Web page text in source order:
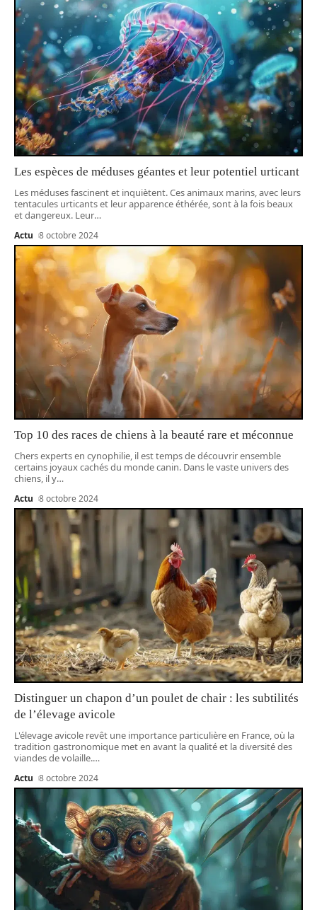
Les espèces de méduses géantes et leur potentiel urticant
Les méduses fascinent et inquiètent. Ces animaux marins, avec leurs
tentacules urticants et leur apparence éthérée, sont à la fois beaux
et dangereux. Leur…
Actu 8 octobre 2024
Top 10 des races de chiens à la beauté rare et méconnue
Chers experts en cynophilie, il est temps de découvrir ensemble
certains joyaux cachés du monde canin. Dans le vaste univers des
chiens, il y…
Actu 8 octobre 2024
Distinguer un chapon d’un poulet de chair : les subtilités
de l’élevage avicole
L'élevage avicole revêt une importance particulière en France, où la
tradition gastronomique met en avant la qualité et la diversité des
viandes de volaille.…
Actu 8 octobre 2024